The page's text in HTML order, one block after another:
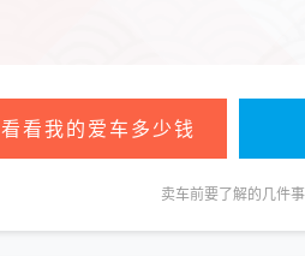
看看我的爱车多少钱
卖车前要了解的几件事